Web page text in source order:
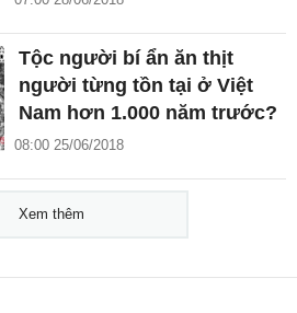
Tộc người bí ẩn ăn thịt
người từng tồn tại ở Việt
Nam hơn 1.000 năm trước?
08:00 25/06/2018
Xem thêm